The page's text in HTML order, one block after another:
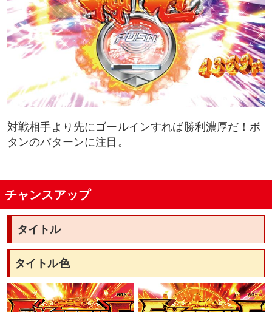
対戦相手より先にゴールインすれば勝利濃厚だ！ボ
タンのパターンに注目。
チャンスアップ
タイトル
タイトル色